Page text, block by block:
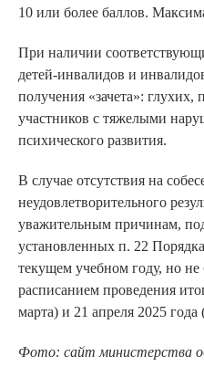
10 или более баллов.
При наличии
детей-инвалидов и
получения «зачета»:
участников с тяжелыми
психического развития.
В случае отсутствия на
неудовлетворительного
уважительным причинам,
установленных п. 22
текущем учебном году, но не
расписанием проведения
марта) и 21 апреля 2025
Фото: сайт министерства